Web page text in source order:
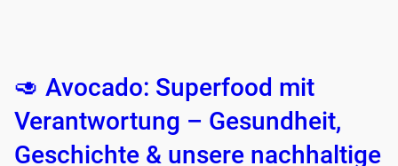
🥑 Avocado: Superfood mit
Verantwortung – Gesundheit,
Geschichte & unsere nachhaltige